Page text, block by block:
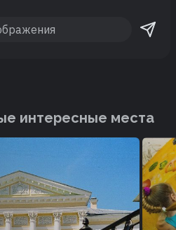
интересные места